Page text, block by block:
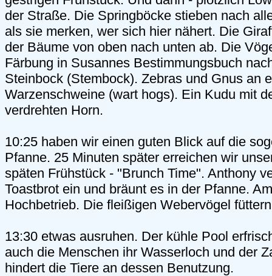
der Straße. Die Springböcke stieben nach
als sie merken, wer sich hier nähert. Die
der Bäume von oben nach unten ab. Die
Färbung in Susannes Bestimmungsbuch
Steinbock (Stembock). Zebras und Gnus an
Warzenschweine (wart hogs). Ein Kudu mit
verdrehten Horn.
10:25 haben wir einen guten Blick auf die
Pfanne. 25 Minuten später erreichen wir
späten Frühstück - "Brunch Time". Anthony
Toastbrot ein und bräunt es in der Pfanne.
Hochbetrieb. Die fleißigen Webervögel
13:30 etwas ausruhen. Der kühle Pool
auch die Menschen ihr Wasserloch und der
hindert die Tiere an dessen Benutzung.